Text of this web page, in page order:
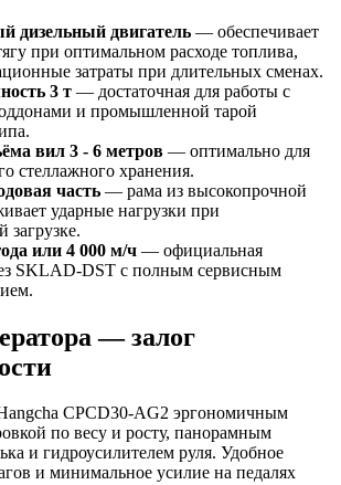
дизельный двигатель — обеспечивает
при оптимальном расходе топлива,
затраты при длительных сменах.
3 т — достаточная для работы с
и промышленной тарой
вил 3 - 6 метров — оптимально для
стеллажного хранения.
часть — рама из высокопрочной
ударные нагрузки при
загрузке.
или 4 000 м/ч — официальная
SKLAD‑DST с полным сервисным
— залог
CPCD30-AG2 эргономичным
по весу и росту, панорамным
и гидроусилителем руля. Удобное
и минимальное усилие на педалях